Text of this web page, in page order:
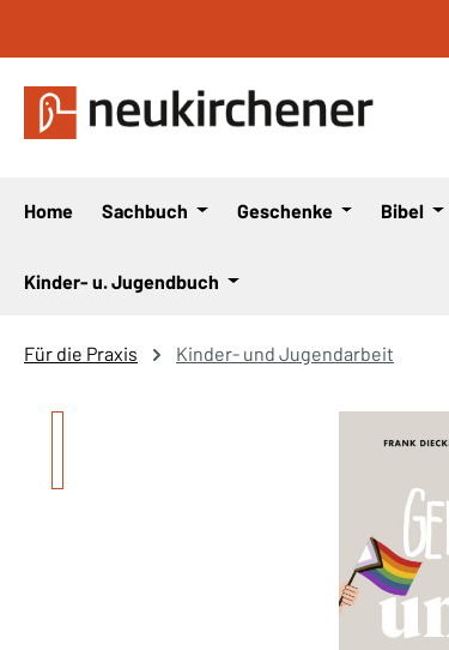
Home Sachbuch Geschenke Bibel
Kinder- u. Jugendbuch
Für die Praxis Kinder- und Jugendarbeit